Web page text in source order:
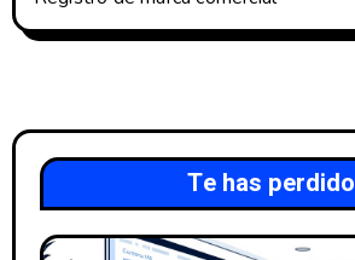
Te has perdido